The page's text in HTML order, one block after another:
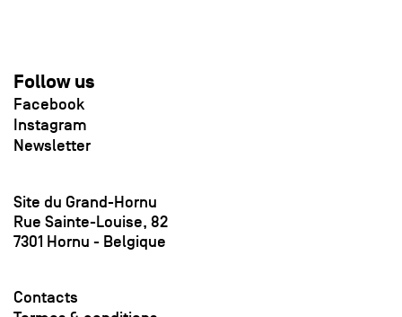
Follow us
Facebook
Instagram
Newsletter
Site du Grand-Hornu
Rue Sainte-Louise, 82
7301 Hornu - Belgique
Contacts